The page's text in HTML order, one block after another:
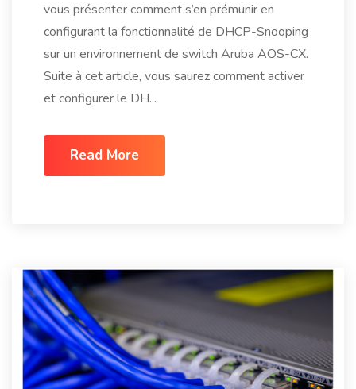
vous présenter comment s’en prémunir en
configurant la fonctionnalité de DHCP-Snooping
sur un environnement de switch Aruba AOS-CX.
Suite à cet article, vous saurez comment activer
et configurer le DH...
Read More